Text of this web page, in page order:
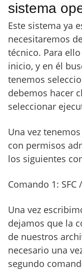
sistema
Este sistema ya
necesitaremos
técnico. Para
inicio, y en él
tenemos
debemos hacer
seleccionar
Una vez
con permisos
los siguientes
Comando 1: SFC
Una vez
dejamos que la
de nuestros
necesario una
segundo